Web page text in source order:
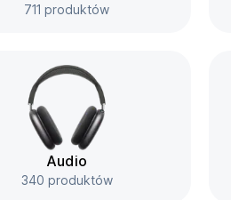
711 produktów
Audio
340 produktów